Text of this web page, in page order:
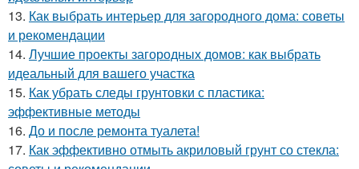
13. Как выбрать интерьер для загородного дома: советы
и рекомендации
14. Лучшие проекты загородных домов: как выбрать
идеальный для вашего участка
15. Как убрать следы грунтовки с пластика:
эффективные методы
16. До и после ремонта туалета!
17. Как эффективно отмыть акриловый грунт со стекла: